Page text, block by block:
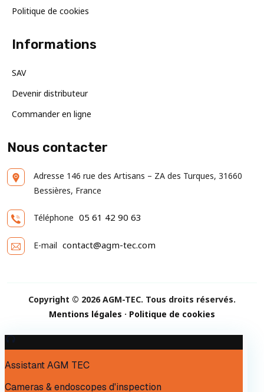
Politique de cookies
Informations
SAV
Devenir distributeur
Commander en ligne
Nous contacter
Adresse 146 rue des Artisans – ZA des Turques, 31660
Bessières, France
Téléphone 05 61 42 90 63
E-mail contact@agm-tec.com
Copyright © 2026 AGM-TEC. Tous droits réservés.
Mentions légales · Politique de cookies